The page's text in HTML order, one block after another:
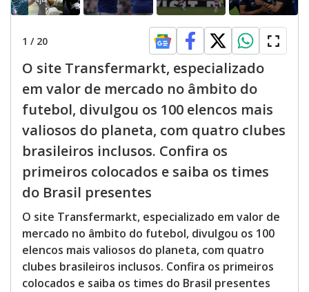
1 / 20
O site Transfermarkt, especializado
em valor de mercado no âmbito do
futebol, divulgou os 100 elencos mais
valiosos do planeta, com quatro clubes
brasileiros inclusos. Confira os
primeiros colocados e saiba os times
do Brasil presentes
O site Transfermarkt, especializado em valor de
mercado no âmbito do futebol, divulgou os 100
elencos mais valiosos do planeta, com quatro
clubes brasileiros inclusos. Confira os primeiros
colocados e saiba os times do Brasil presentes